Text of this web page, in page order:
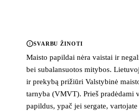
SVARBU ŽINOTI
Maisto papildai nėra vaistai ir
bei subalansuotos mitybos.
ir prekybą prižiūri Valstybinė
tarnyba (VMVT). Prieš pradėdami
papildus, ypač jei sergate,